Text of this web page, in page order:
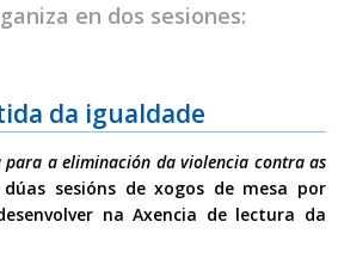
en dos sesiones:
da igualdade
para a eliminación da violencia contra as
sesións de xogos de mesa por
na Axencia de lectura da